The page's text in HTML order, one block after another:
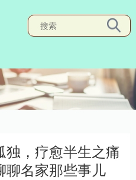
，疗愈半生之痛
聊名家那些事儿